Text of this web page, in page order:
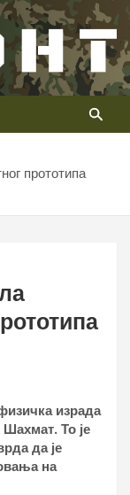
прототипа
израда
То је
да је
на